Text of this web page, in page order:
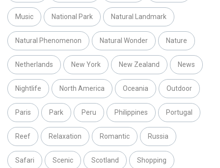
Music National Park Natural Landmark
Natural Phenomenon Natural Wonder Nature
Netherlands New York New Zealand News
Nightlife North America Oceania Outdoor
Paris Park Peru Philippines Portugal
Reef Relaxation Romantic Russia
Safari Scenic Scotland Shopping